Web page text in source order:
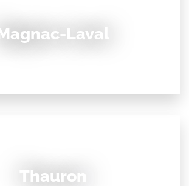
Magnac-Laval
Thauron